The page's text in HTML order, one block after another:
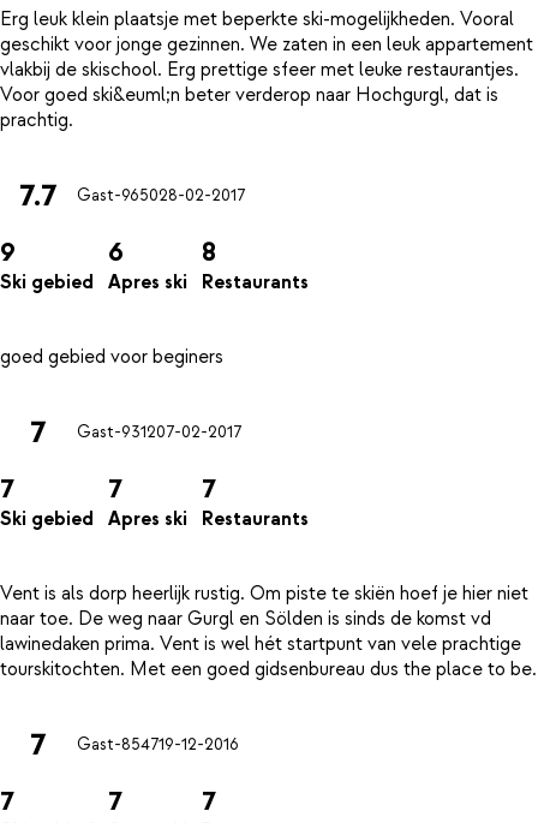
Erg leuk klein plaatsje met beperkte ski-mogelijkheden. Vooral
geschikt voor jonge gezinnen. We zaten in een leuk appartement
vlakbij de skischool. Erg prettige sfeer met leuke restaurantjes.
Voor goed ski&euml;n beter verderop naar Hochgurgl, dat is
7.7 Gast-965028-02-2017
9
Ski gebied
6
Apres ski
8
Restaurants
7 Gast-931207-02-2017
7
Ski gebied
7
Apres ski
7
Restaurants
Vent is als dorp heerlijk rustig. Om piste te skiën hoef je hier niet
naar toe. De weg naar Gurgl en Sölden is sinds de komst vd
lawinedaken prima. Vent is wel hét startpunt van vele prachtige
7 Gast-854719-12-2016
7 7 7